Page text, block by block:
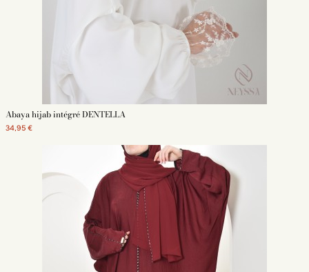
Abaya hijab intégré DENTELLA
34,95 €